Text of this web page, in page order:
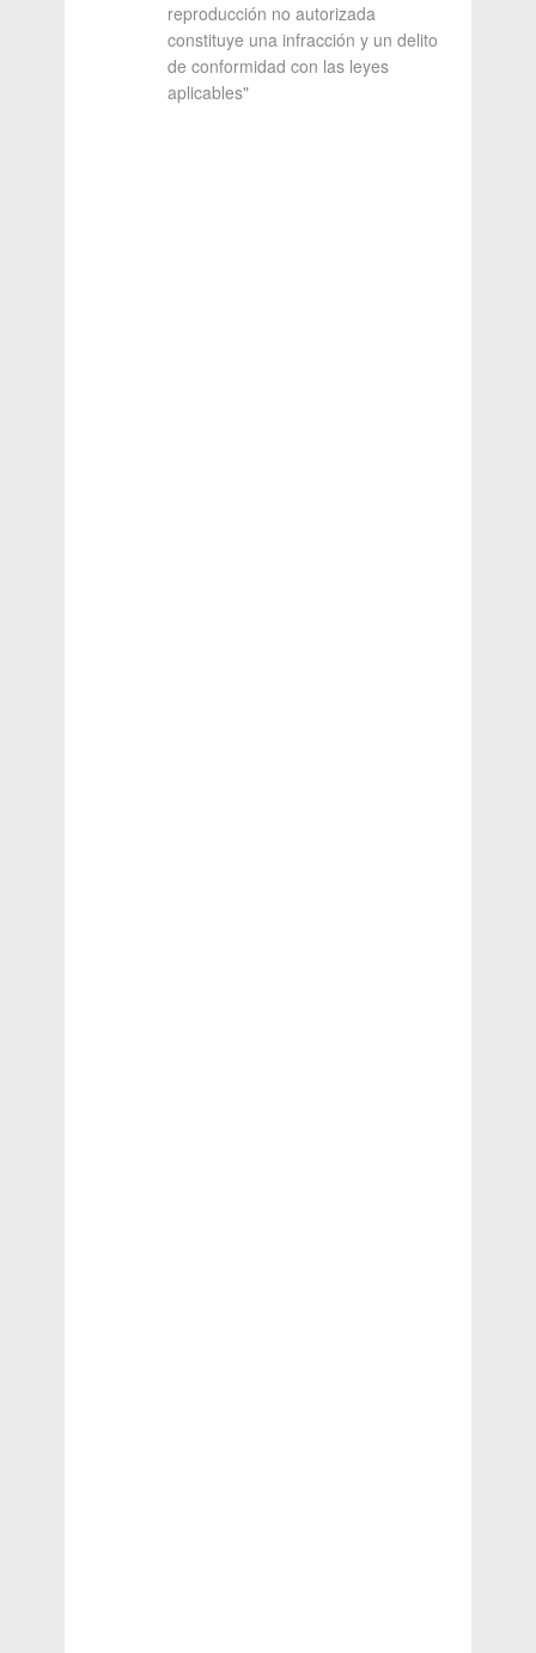
reproducción no autorizada
constituye una infracción y un delito
de conformidad con las leyes
aplicables"